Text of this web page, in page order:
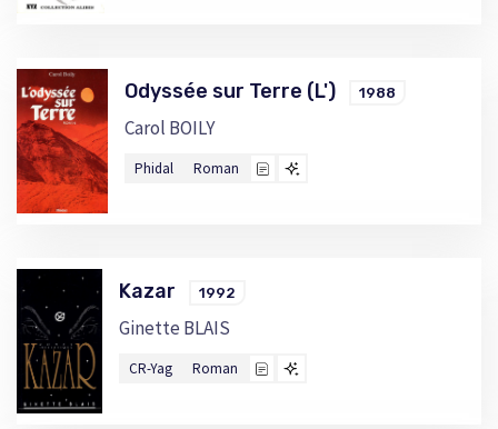
Odyssée sur Terre (L') 1988
Carol BOILY
Phidal Roman
Kazar 1992
Ginette BLAIS
CR-Yag Roman